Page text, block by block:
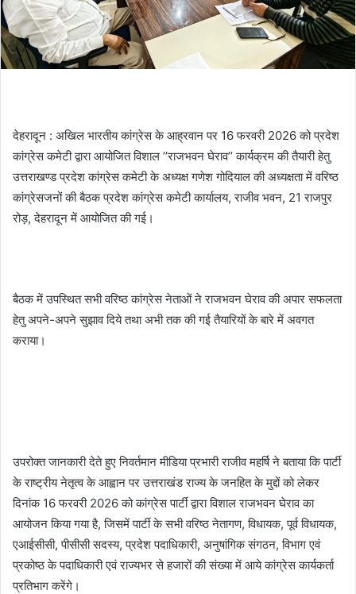
देहरादून : अखिल भारतीय कांग्रेस के आह्रवान पर 16 फरवरी 2026 को प्रदेश
कांग्रेस कमेटी द्वारा आयोजित विशाल ’’राजभवन घेराव’’ कार्यक्रम की तैयारी हेतु
उत्तराखण्ड प्रदेश कांग्रेस कमेटी के अध्यक्ष गणेश गोदियाल की अध्यक्षता में वरिष्ठ
कांग्रेसजनों की बैठक प्रदेश कांग्रेस कमेटी कार्यालय, राजीव भवन, 21 राजपुर
रोड़, देहरादून में आयोजित की गई।
बैठक में उपस्थित सभी वरिष्ठ कांग्रेस नेताओं ने राजभवन घेराव की अपार सफलता
हेतु अपने-अपने सुझाव दिये तथा अभी तक की गई तैयारियों के बारे में अवगत
कराया।
उपरोक्त जानकारी देते हुए निवर्तमान मीडिया प्रभारी राजीव महर्षि ने बताया कि पार्टी
के राष्ट्रीय नेतृत्व के आह्वान पर उत्तराखंड राज्य के जनहित के मुद्दों को लेकर
दिनांक 16 फरवरी 2026 को कांग्रेस पार्टी द्वारा विशाल राजभवन घेराव का
आयोजन किया गया है, जिसमें पार्टी के सभी वरिष्ठ नेतागण, विधायक, पूर्व विधायक,
एआईसीसी, पीसीसी सदस्य, प्रदेश पदाधिकारी, अनुषांगिक संगठन, विभाग एवं
प्रकोष्ठ के पदाधिकारी एवं राज्यभर से हजारों की संख्या में आये कांग्रेस कार्यकर्ता
प्रतिभाग करेंगे।